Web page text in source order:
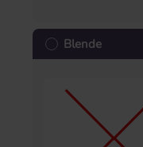
Blende